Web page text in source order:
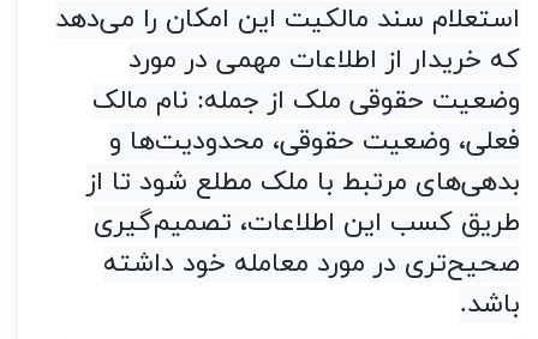
استعلام سند مالکیت این امکان را می‌دهد
که خریدار از اطلاعات مهمی در مورد
وضعیت حقوقی ملک از جمله: نام مالک
فعلی، وضعیت حقوقی، محدودیت‌ها و
بدهی‌های مرتبط با ملک مطلع شود تا از
طریق کسب این اطلاعات، تصمیم‌گیری
صحیح‌تری در مورد معامله خود داشته
باشد.